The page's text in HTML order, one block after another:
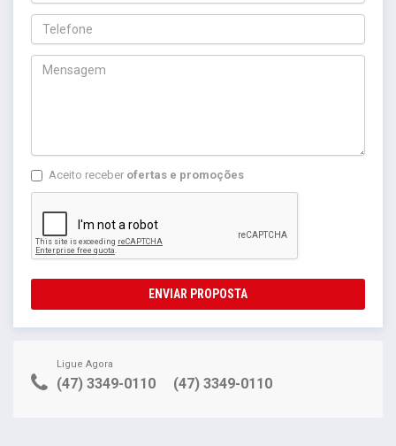
Aceito receber ofertas e promoções
ENVIAR PROPOSTA
Ligue Agora
(47) 3349-0110 (47) 3349-0110